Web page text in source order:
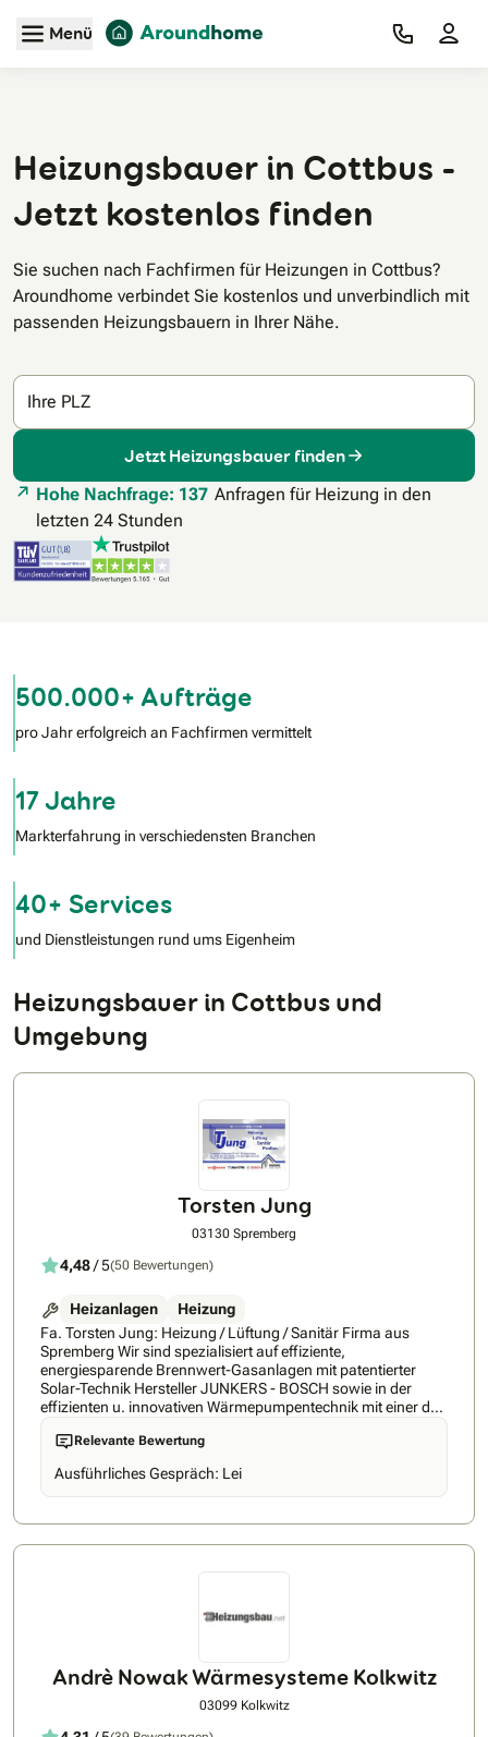
Zum Hauptinhalt
Menü
Heizungsbauer in Cottbus -
Jetzt kostenlos finden
Sie suchen nach Fachfirmen für Heizungen in Cottbus?
Aroundhome verbindet Sie kostenlos und unverbindlich mit
passenden Heizungsbauern in Ihrer Nähe.
Ihre PLZ
Jetzt Heizungsbauer finden
Hohe Nachfrage: 137 Anfragen für Heizung in den
letzten 24 Stunden
500.000+ Aufträge
pro Jahr erfolgreich an Fachfirmen vermittelt
17 Jahre
Markterfahrung in verschiedensten Branchen
40+ Services
und Dienstleistungen rund ums Eigenheim
Heizungsbauer in Cottbus und
Umgebung
Torsten Jung
03130 Spremberg
4,48/ 5(50 Bewertungen)
Heizanlagen
Heizung
Fa. Torsten Jung: Heizung / Lüftung / Sanitär Firma aus
Spremberg Wir sind spezialisiert auf effiziente,
energiesparende Brennwert-Gasanlagen mit patentierter
Solar-Technik Hersteller JUNKERS - BOSCH sowie in der
effizienten u. innovativen Wärmepumpentechnik mit einer der
leisesten (dB) Geräte weltweit vom Hersteller VIESSMANN.
Relevante Bewertung
Ausführliches Gespräch: Lei
Andrè Nowak Wärmesysteme Kolkwitz
03099 Kolkwitz